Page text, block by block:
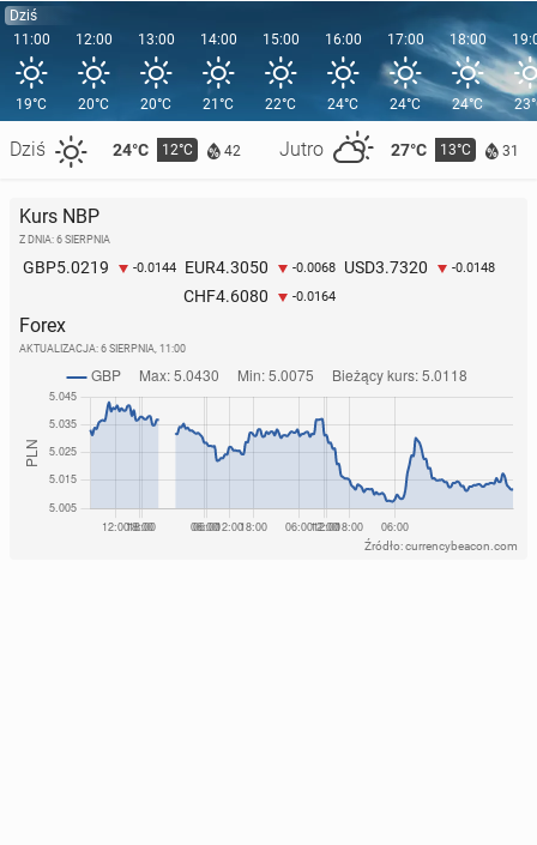
Dziś
11:00
19°C
Dziś 24°C 12°C 42 Jutro 27°C 13°C 31
12:00
20°C
13:00
20°C
14:00
21°C
15:00
22°C
16:00
24°C
17:00
24°C
18:00
24°C
Kurs NBP
Z DNIA: 6 SIERPNIA
GBP5.0219 -0.0144 EUR4.3050 -0.0068 USD3.7320 -0.0148
CHF4.6080 -0.0164
Forex
AKTUALIZACJA: 6 SIERPNIA, 11:00
Źródło: currencybeacon.com